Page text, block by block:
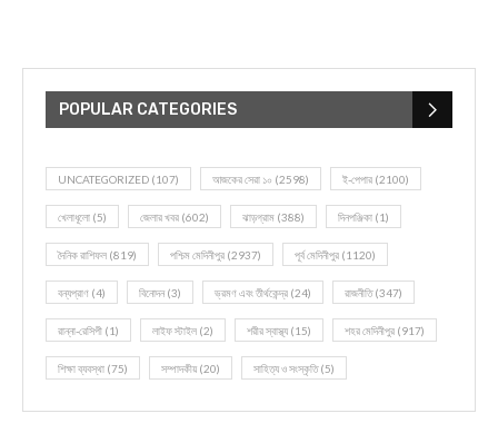
POPULAR CATEGORIES
UNCATEGORIZED (107) আজকের সেরা ১০ (2598) ই-পেপার (2100)
খেলাধূলো (5) জেলার খবর (602) ঝাড়গ্রাম (388) দিনপঞ্জিকা (1)
দৈনিক রাশিফল (819) পশ্চিম মেদিনীপুর (2937) পূর্ব মেদিনীপুর (1120)
বন্যপ্রাণ (4) বিনোদন(3) ভ্রমণ এবং তীর্থকেন্দ্র (24) রাজনীতি(347)
রান্না-রেসিপী (1) লাইফ স্টাইল (2) শরীর স্বাস্থ্য (15) শহর মেদিনীপুর (917)
শিক্ষা ব্যবস্থা (75) সম্পাদকীয় (20) সাহিত্য ও সংস্কৃতি(5)